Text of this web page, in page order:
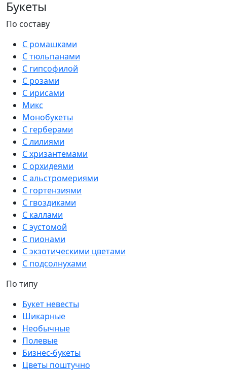
Букеты
По составу
С ромашками
С тюльпанами
С гипсофилой
С розами
С ирисами
Микс
Монобукеты
С герберами
С лилиями
С хризантемами
С орхидеями
С альстромериями
С гортензиями
С гвоздиками
С каллами
С эустомой
С пионами
С экзотическими цветами
С подсолнухами
По типу
Букет невесты
Шикарные
Необычные
Полевые
Бизнес-букеты
Цветы поштучно